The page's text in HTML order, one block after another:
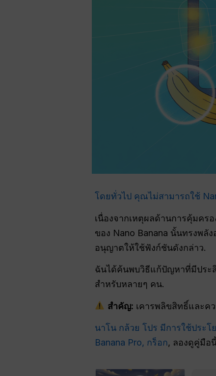
โดยทั่วไป คุณไม่สามารถใช้
เนื่องจากเหตุผลด้านการคุ้มคร
ของ Nano Banana นั้นทรงพ
อนุญาตให้ใช้ฟังก์ชันดังกล่าว.
ฉันได้ค้นพบวิธีแก้ปัญหาที่มีประ
สำหรับหลายๆ คน.
สำคัญ: เคารพลิขสิทธิ์และค
นาโน กล้วย โปร มีการใช้ประ
Banana Pro, กร็อก, ลองดูคู่มือ